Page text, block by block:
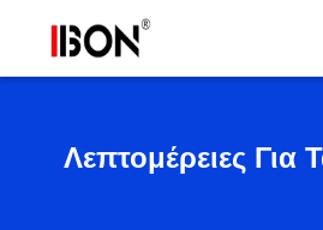
Λεπτομέρειες Για